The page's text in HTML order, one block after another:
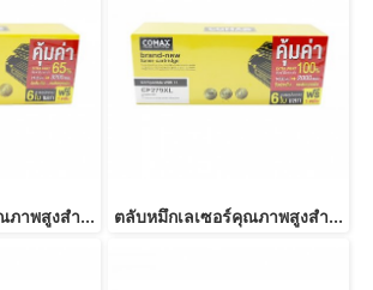
ตลับหมึกเลเซอร์คุณภาพสูงสำหรับ HP และ Canon รุ่น CE278A Canon 126/128/726/728/326/328 JUMBO ตลับหมึกเลเซอร์คุณภาพสูงสำหรับ HP และ Canon รุ่น CF279A JUMBO